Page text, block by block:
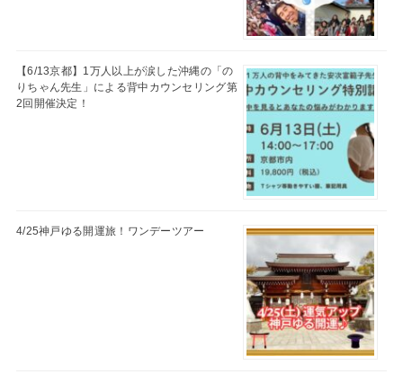
【6/13京都】1万人以上が涙した沖縄の「の
りちゃん先生」による背中カウンセリング第
2回開催決定！
4/25神戸ゆる開運旅！ワンデーツアー